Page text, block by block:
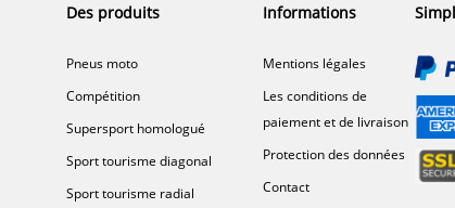
Des produits
Pneus moto
Compétition
Supersport homologué
Sport tourisme diagonal
Sport tourisme radial
Informations
Mentions légales
Les conditions de
paiement et de livraison
Protection des données
Contact